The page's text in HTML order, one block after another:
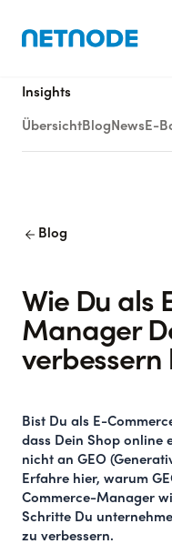
Insights
Übersicht Blog News E-
arrow_back Blog
Wie Du als
Manager
verbessern
Bist Du als E-
dass Dein Shop online
nicht an GEO
Erfahre hier, warum
Commerce-Manager
Schritte Du
zu verbessern.